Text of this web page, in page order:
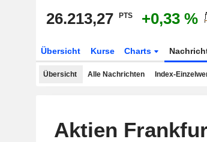
26.213,27 PTS +0,33 %
Übersicht Kurse Charts
Übersicht Alle Nachrichten Index-
Aktien